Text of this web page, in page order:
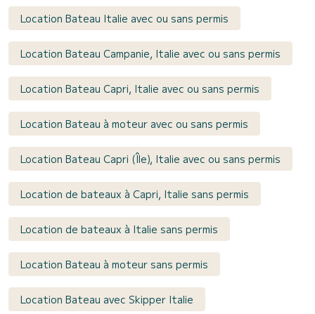
Location Bateau Italie avec ou sans permis
Location Bateau Campanie, Italie avec ou sans permis
Location Bateau Capri, Italie avec ou sans permis
Location Bateau à moteur avec ou sans permis
Location Bateau Capri (Île), Italie avec ou sans permis
Location de bateaux à Capri, Italie sans permis
Location de bateaux à Italie sans permis
Location Bateau à moteur sans permis
Location Bateau avec Skipper Italie